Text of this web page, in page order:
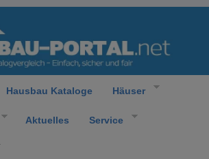
Hausbau Kataloge Häuser
Aktuelles Service